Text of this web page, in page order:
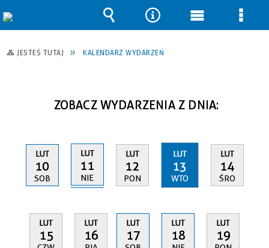
JESTEŚ TUTAJ KALENDARZ WYDARZEŃ
ZOBACZ WYDARZENIA Z DNIA:
LUT
10
SOB
LUT
11
NIE
LUT
12
PON
LUT
13
WTO
LUT
14
ŚRO
LUT
15
LUT
16
LUT
17
LUT
18
LUT
19
Wyszukiwarka
Narzędzia
Menu Menu